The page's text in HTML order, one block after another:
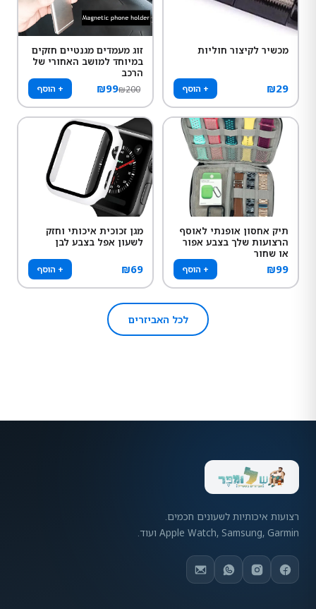
מכשיר לקיצור חוליות
₪29 + הוסף
זוג מעמדים מגנטיים חזקים
במיוחד למושב האחורי של
הרכב
₪99₪200 + הוסף
תיק אחסון אופנתי לאוסף
הרצועות שלך בצבע אפור
או שחור
₪99 + הוסף
מגן זכוכית איכותי וחזק
לשעון אפל בצבע לבן
₪69 + הוסף
לכל האביזרים
רצועות איכותיות לשעונים חכמים.
Apple Watch, Samsung, Garmin ועוד.